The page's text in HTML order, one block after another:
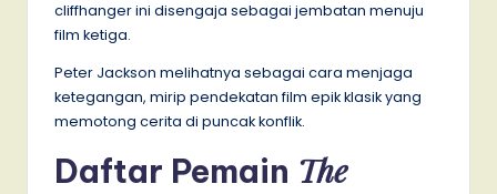
cliffhanger ini disengaja sebagai jembatan menuju
film ketiga.
Peter Jackson melihatnya sebagai cara menjaga
ketegangan, mirip pendekatan film epik klasik yang
memotong cerita di puncak konflik.
Daftar Pemain The